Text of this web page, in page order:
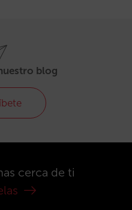
blog
cerca de ti